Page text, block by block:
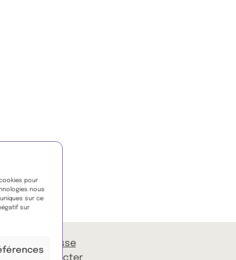
pour
nous
sur ce
sur
Espace presse